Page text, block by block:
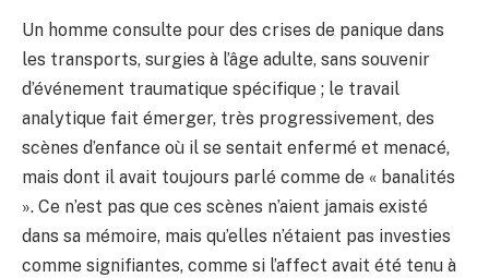
Un homme consulte pour des crises de panique dans
les transports, surgies à l’âge adulte, sans souvenir
d’événement traumatique spécifique ; le travail
analytique fait émerger, très progressivement, des
scènes d’enfance où il se sentait enfermé et menacé,
mais dont il avait toujours parlé comme de « banalités
». Ce n’est pas que ces scènes n’aient jamais existé
dans sa mémoire, mais qu’elles n’étaient pas investies
comme signifiantes, comme si l’affect avait été tenu à